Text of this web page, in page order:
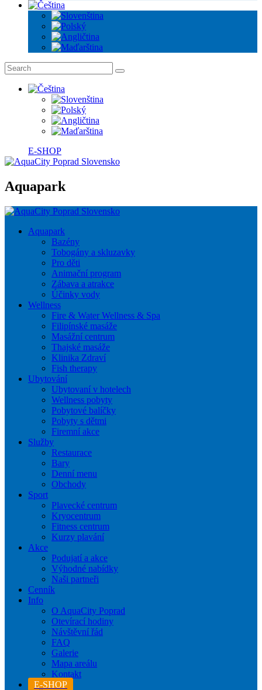
E-SHOP
Aquapark
Aquapark
Bazény
Tobogány a skluzavky
Pro děti
Animační program
Zábava a atrakce
Účinky vody
Wellness
Fire & Water Wellness & Spa
Filipínské masáže
Masážní centrum
Thajské masáže
Klinika Zdraví
Fish therapy
Ubytování
Ubytovaní v hotelech
Wellness pobyty
Pobytové balíčky
Pobyty s dětmi
Firemní akce
Služby
Restaurace
Bary
Denní menu
Obchody
Sport
Plavecké centrum
Kryocentrum
Fitness centrum
Kurzy plavání
Akce
Podujatí a akce
Výhodné nabídky
Naši partneři
Cenník
Info
O AquaCity Poprad
Otevírací hodiny
Návštěvní řád
FAQ
Galerie
Mapa areálu
Kontakt
E-SHOP